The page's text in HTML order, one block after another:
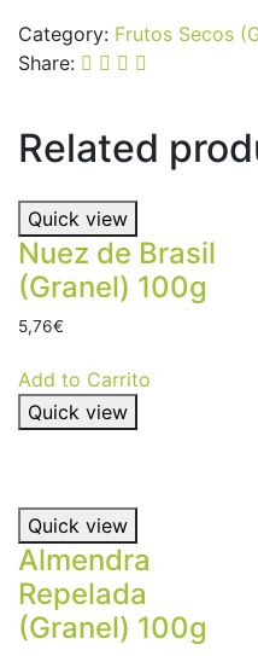
100g
quantity
Category: Frutos Secos
Share:
Related
Quick view
Nuez de Brasil
(Granel) 100g
5,76€
Add to Carrito
Quick view
Quick view
Almendra
Repelada
(Granel) 100g